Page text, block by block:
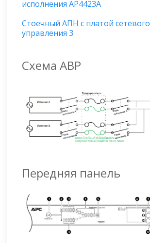
исполнения AP4423A
Стоечный АПН с платой сетевого
управления 3
Схема АВР
Передняя панель